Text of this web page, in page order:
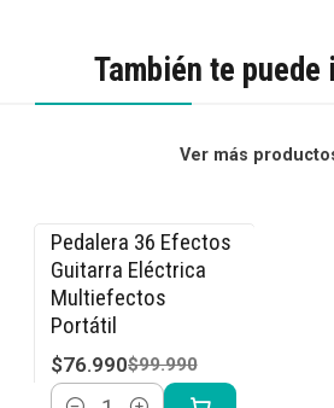
También te
Ver más
-23% OFF
Pedalera 36 Efectos
Guitarra Eléctrica
Multiefectos
Portátil
$76.990$99.990